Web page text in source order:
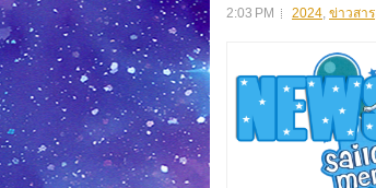
2:03 PM 2024, ข่าวสาร